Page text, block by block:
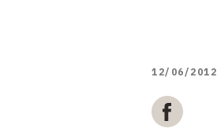
12/06/2012